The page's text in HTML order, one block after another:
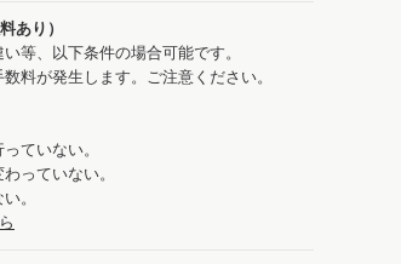
あり）
等、以下条件の場合可能です。
料が発生します。ご注意ください。
ていない。
っていない。
。